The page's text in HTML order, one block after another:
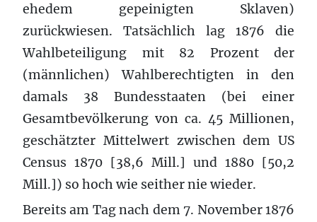
ehedem gepeinigten Sklaven)
zurückwiesen. Tatsächlich lag 1876 die
Wahlbeteiligung mit 82 Prozent der
(männlichen) Wahlberechtigten in den
damals 38 Bundesstaaten (bei einer
Gesamtbevölkerung von ca. 45 Millionen,
geschätzter Mittelwert zwischen dem US
Census 1870 [38,6 Mill.] und 1880 [50,2
Mill.]) so hoch wie seither nie wieder.
Bereits am Tag nach dem 7. November 1876